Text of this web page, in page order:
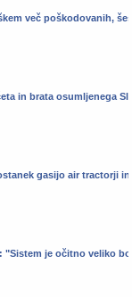
več poškodovanih,
in brata osumljenega
gasijo air tractorji
"Sistem je očitno veliko